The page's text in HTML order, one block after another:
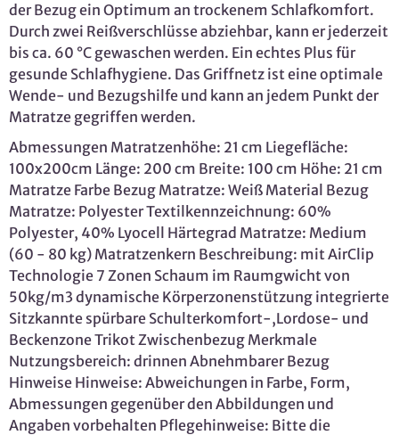
der Bezug ein Optimum an trockenem Schlafkomfort.
Durch zwei Reißverschlüsse abziehbar, kann er jederzeit
bis ca. 60 °C gewaschen werden. Ein echtes Plus für
gesunde Schlafhygiene. Das Griffnetz ist eine optimale
Wende- und Bezugshilfe und kann an jedem Punkt der
Matratze gegriffen werden.
Abmessungen Matratzenhöhe: 21 cm Liegefläche:
100x200cm Länge: 200 cm Breite: 100 cm Höhe: 21 cm
Matratze Farbe Bezug Matratze: Weiß Material Bezug
Matratze: Polyester Textilkennzeichnung: 60%
Polyester, 40% Lyocell Härtegrad Matratze: Medium
(60 - 80 kg) Matratzenkern Beschreibung: mit AirClip
Technologie 7 Zonen Schaum im Raumgwicht von
50kg/m3 dynamische Körperzonenstützung integrierte
Sitzkannte spürbare Schulterkomfort-,Lordose- und
Beckenzone Trikot Zwischenbezug Merkmale
Nutzungsbereich: drinnen Abnehmbarer Bezug
Hinweise Hinweise: Abweichungen in Farbe, Form,
Abmessungen gegenüber den Abbildungen und
Angaben vorbehalten Pflegehinweise: Bitte die